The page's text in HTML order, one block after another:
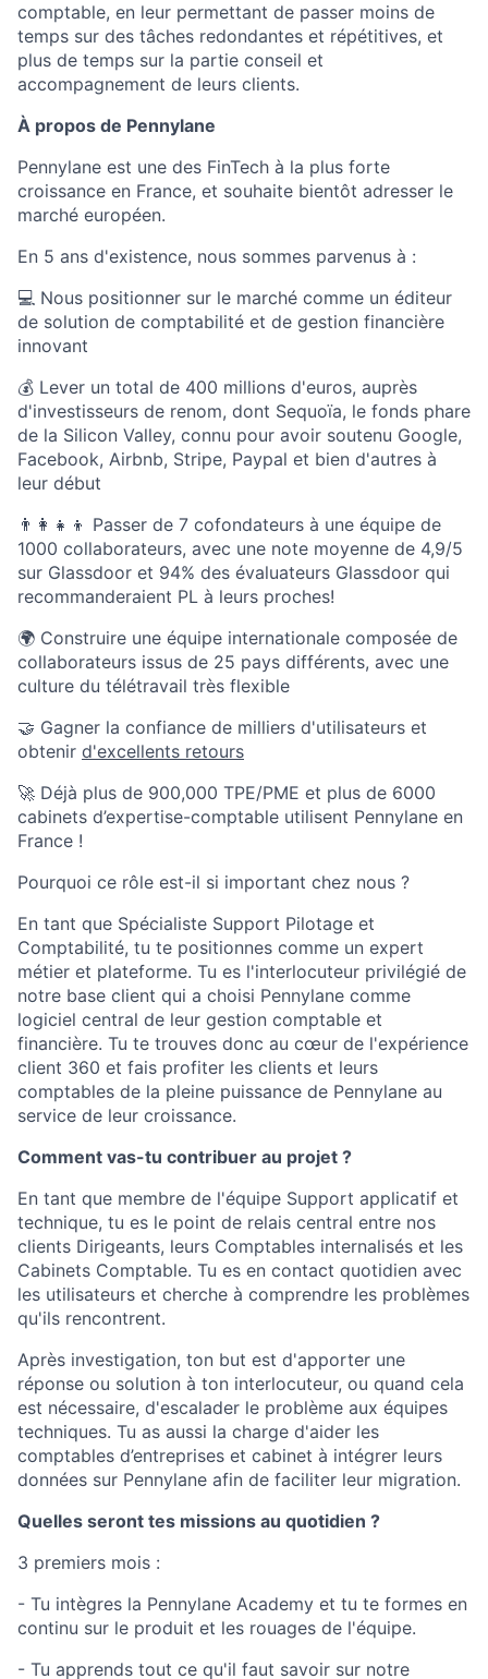
comptable, en leur permettant de passer moins de
temps sur des tâches redondantes et répétitives, et
plus de temps sur la partie conseil et
accompagnement de leurs clients.
À propos de Pennylane
Pennylane est une des FinTech à la plus forte
croissance en France, et souhaite bientôt adresser le
marché européen.
En 5 ans d'existence, nous sommes parvenus à :
💻 Nous positionner sur le marché comme un éditeur
de solution de comptabilité et de gestion financière
innovant
💰 Lever un total de 400 millions d'euros, auprès
d'investisseurs de renom, dont Sequoïa, le fonds phare
de la Silicon Valley, connu pour avoir soutenu Google,
Facebook, Airbnb, Stripe, Paypal et bien d'autres à
leur début
👨‍👩‍👧‍👦 Passer de 7 cofondateurs à une équipe de
1000 collaborateurs, avec une note moyenne de 4,9/5
sur Glassdoor et 94% des évaluateurs Glassdoor qui
recommanderaient PL à leurs proches!
🌍 Construire une équipe internationale composée de
collaborateurs issus de 25 pays différents, avec une
culture du télétravail très flexible
🤝 Gagner la confiance de milliers d'utilisateurs et
obtenir d'excellents retours
🚀 Déjà plus de 900,000 TPE/PME et plus de 6000
cabinets d’expertise-comptable utilisent Pennylane en
France !
Pourquoi ce rôle est-il si important chez nous ?
En tant que Spécialiste Support Pilotage et
Comptabilité, tu te positionnes comme un expert
métier et plateforme. Tu es l'interlocuteur privilégié de
notre base client qui a choisi Pennylane comme
logiciel central de leur gestion comptable et
financière. Tu te trouves donc au cœur de l'expérience
client 360 et fais profiter les clients et leurs
comptables de la pleine puissance de Pennylane au
service de leur croissance.
Comment vas-tu contribuer au projet ?
En tant que membre de l'équipe Support applicatif et
technique, tu es le point de relais central entre nos
clients Dirigeants, leurs Comptables internalisés et les
Cabinets Comptable. Tu es en contact quotidien avec
les utilisateurs et cherche à comprendre les problèmes
qu'ils rencontrent.
Après investigation, ton but est d'apporter une
réponse ou solution à ton interlocuteur, ou quand cela
est nécessaire, d'escalader le problème aux équipes
techniques. Tu as aussi la charge d'aider les
comptables d’entreprises et cabinet à intégrer leurs
données sur Pennylane afin de faciliter leur migration.
Quelles seront tes missions au quotidien ?
3 premiers mois :
- Tu intègres la Pennylane Academy et tu te formes en
continu sur le produit et les rouages de l'équipe.
- Tu apprends tout ce qu'il faut savoir sur notre